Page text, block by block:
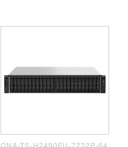
QNA-TS-H2490FU-7232P-64